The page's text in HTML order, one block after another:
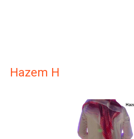
Hazem H